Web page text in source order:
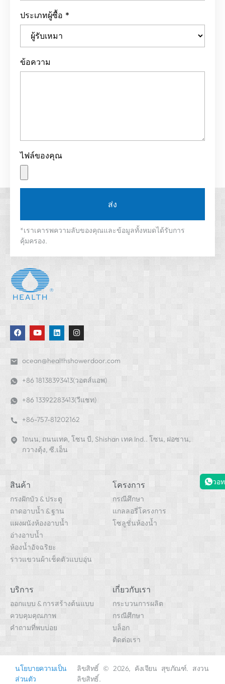
ประเภทผู้ซื้อ *
ข้อความ
ไฟล์ของคุณ
ส่ง
*เราเคารพความลับของคุณและข้อมูลทั้งหมดได้รับการ
คุ้มครอง.
ocean@healthshowerdoor.com
+86 18138393413(วอตส์แอพ)
+86 13392283413(วีแชท)
+86-757-81202162
1ถนน, ถนนเทค, โซน บี, Shishan เทค Ind.. โซน, ฝอซาน,
กวางตุ้ง, ซี.เอ็น
สินค้า
กรงฝักบัว & ประตู
ถาดอาบน้ำ & ฐาน
แผงผนังห้องอาบน้ำ
อ่างอาบน้ำ
ห้องน้ำอัจฉริยะ
ราวแขวนผ้าเช็ดตัวแบบอุ่น
โครงการ
กรณีศึกษา
แกลลอรี่โครงการ
โซลูชั่นห้องน้ำ
บริการ
ออกแบบ & การสร้างต้นแบบ
ควบคุมคุณภาพ
คำถามที่พบบ่อย
เกี่ยวกับเรา
กระบวนการผลิต
กรณีศึกษา
บล็อก
ติดต่อเรา
นโยบายความเป็น
ส่วนตัว
ลิขสิทธิ์ © 2026, คังเจียน สุขภัณฑ์. สงวน
ลิขสิทธิ์.
วอ